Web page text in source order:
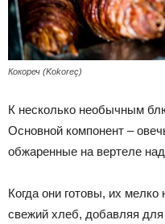
Кокореч (Kokoreç)
К несколько необычным
Основной компонент –
обжаренные на вертеле
Когда они готовы, их
свежий хлеб, добавляя для